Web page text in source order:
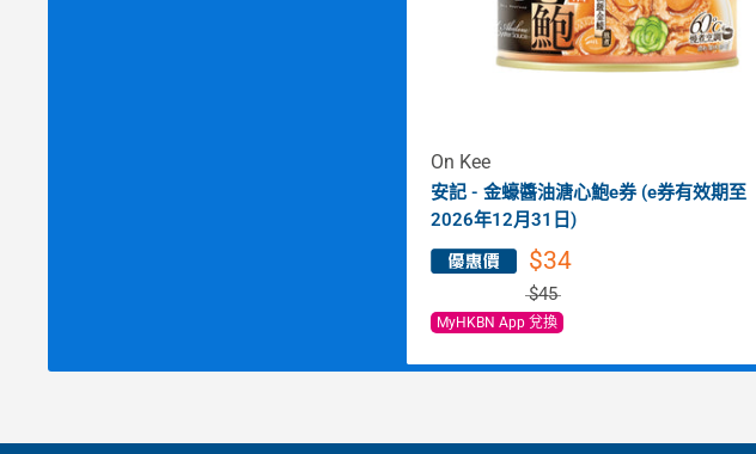
On Kee
安記 - 金蠔醬油溏心鮑e券 (e券有效期至
2026年12月31日)
$34
$45
MyHKBN App 兌換